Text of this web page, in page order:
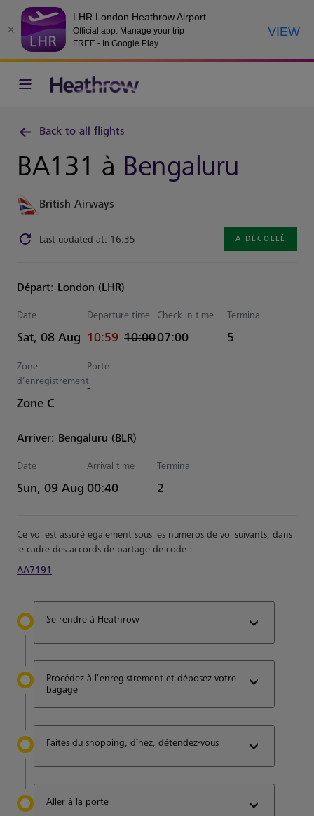
LHR London Heathrow Airport
Official app: Manage your trip
FREE - In Google Play
VIEW
Back to all flights
BA131 à Bengaluru
British Airways
Last updated at: 16:35 A DÉCOLLÉ
Départ: London (LHR)
Date
Sat, 08 Aug
Departure time
actual Heure
10:59
Estimated Heure
10:00
Check-in time
07:00
Terminal
5
Zone
d’enregistrement
Zone C
Porte
-
Arriver: Bengaluru (BLR)
Date
Sun, 09 Aug
Arrival time
Estimated Heure
00:40
Terminal
2
Ce vol est assuré également sous les numéros de vol suivants, dans
le cadre des accords de partage de code :
AA7191
Se rendre à Heathrow
Procédez à l’enregistrement et déposez votre
bagage
Faites du shopping, dînez, détendez-vous
Aller à la porte